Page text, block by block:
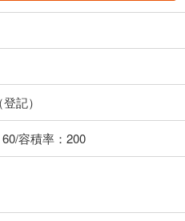
ことがあります。
相談をする 無料
る
（登記）
容積率：200